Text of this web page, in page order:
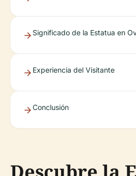
Significado de la Estatua en
Experiencia del Visitante
Conclusión